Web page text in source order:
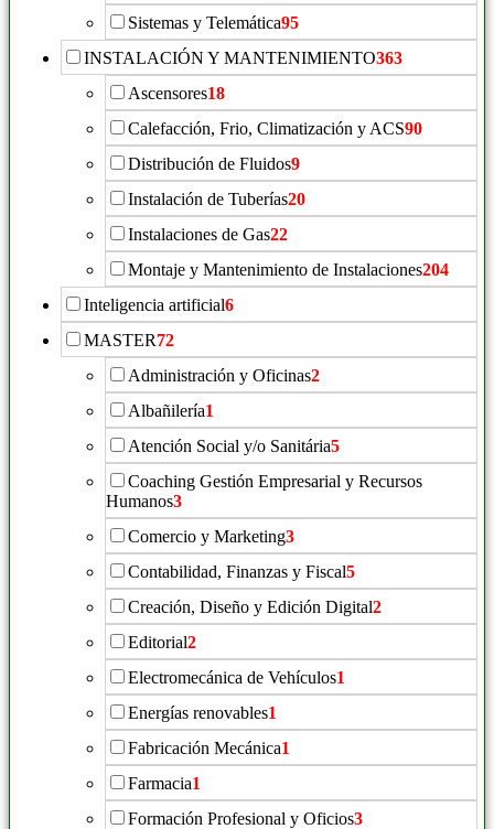
Sistemas y Telemática95
INSTALACIÓN Y MANTENIMIENTO363
Ascensores18
Calefacción, Frio, Climatización y ACS90
Distribución de Fluidos9
Instalación de Tuberías20
Instalaciones de Gas22
Montaje y Mantenimiento de Instalaciones204
Inteligencia artificial6
MASTER72
Administración y Oficinas2
Albañilería1
Atención Social y/o Sanitária5
Coaching Gestión Empresarial y Recursos
Humanos3
Comercio y Marketing3
Contabilidad, Finanzas y Fiscal5
Creación, Diseño y Edición Digital2
Editorial2
Electromecánica de Vehículos1
Energías renovables1
Fabricación Mecánica1
Farmacia1
Formación Profesional y Oficios3